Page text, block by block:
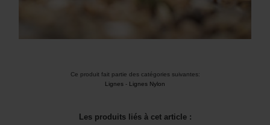
Ce produit fait partie des catégories suivantes:
Lignes - Lignes Nylon
Les produits liés à cet article :